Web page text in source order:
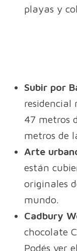
playas y
Subir por
residencial
47 metros
metros de
Arte
están
originales
mundo.
Cadbury
chocolate
Podés ver